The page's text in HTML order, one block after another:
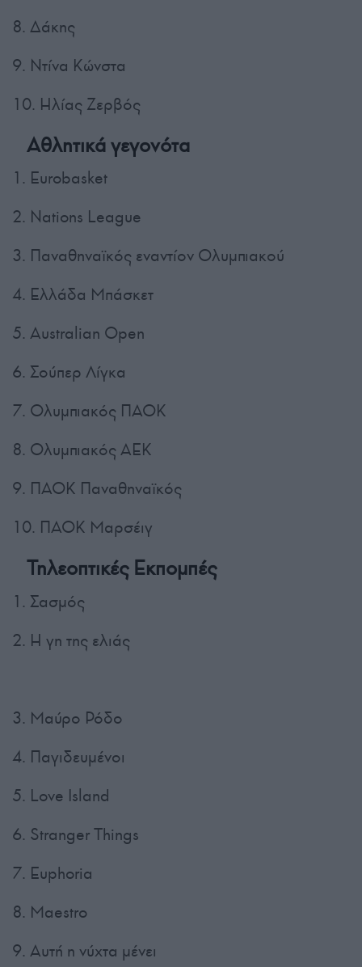
8. Δάκης
9. Ντίνα Κώνστα
10. Ηλίας Ζερβός
Αθλητικά γεγονότα
1. Eurobasket
2. Nations League
3. Παναθηναϊκός εναντίον Ολυμπιακού
4. Ελλάδα Μπάσκετ
5. Australian Open
6. Σούπερ Λίγκα
7. Ολυμπιακός ΠΑΟΚ
8. Ολυμπιακός ΑΕΚ
9. ΠΑΟΚ Παναθηναϊκός
10. ΠΑΟΚ Μαρσέιγ
Τηλεοπτικές Εκπομπές
1. Σασμός
2. Η γη της ελιάς
3. Μαύρο Ρόδο
4. Παγιδευμένοι
5. Love Island
6. Stranger Things
7. Euphoria
8. Maestro
9. Αυτή η νύχτα μένει